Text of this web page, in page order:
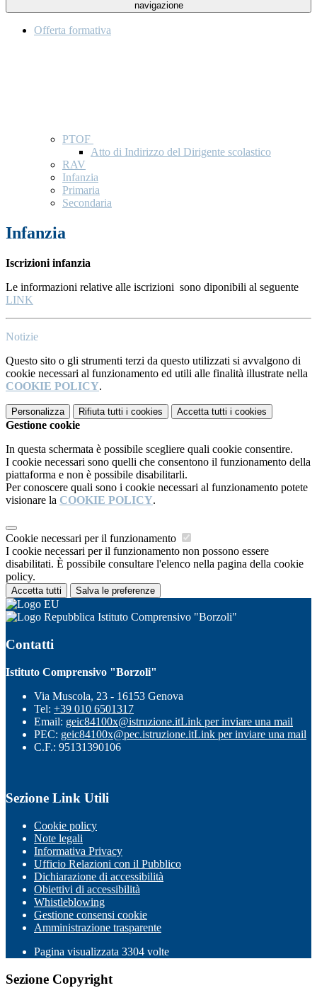
navigazione
Offerta formativa
PTOF
Atto di Indirizzo del Dirigente scolastico
RAV
Infanzia
Primaria
Secondaria
Infanzia
Iscrizioni infanzia
Le informazioni relative alle iscrizioni sono diponibili al seguente
LINK
Notizie
Questo sito o gli strumenti terzi da questo utilizzati si avvalgono di
cookie necessari al funzionamento ed utili alle finalità illustrate nella
COOKIE POLICY.
Personalizza Rifiuta tutti i cookies Accetta tutti i cookies
Gestione cookie
In questa schermata è possibile scegliere quali cookie consentire.
I cookie necessari sono quelli che consentono il funzionamento della
piattaforma e non è possibile disabilitarli.
Per conoscere quali sono i cookie necessari al funzionamento potete
visionare la COOKIE POLICY.
Cookie necessari per il funzionamento
I cookie necessari per il funzionamento non possono essere
disabilitati. È possibile consultare l'elenco nella pagina della cookie
policy.
Accetta tutti Salva le preferenze
Istituto Comprensivo "Borzoli"
Contatti
Istituto Comprensivo "Borzoli"
Via Muscola, 23 - 16153 Genova
Tel: +39 010 6501317
Email: geic84100x@istruzione.itLink per inviare una mail
PEC: geic84100x@pec.istruzione.itLink per inviare una mail
C.F.: 95131390106
Sezione Link Utili
Cookie policy
Note legali
Informativa Privacy
Ufficio Relazioni con il Pubblico
Dichiarazione di accessibilità
Obiettivi di accessibilità
Whistleblowing
Gestione consensi cookie
Amministrazione trasparente
Pagina visualizzata 3304 volte
Sezione Copyright